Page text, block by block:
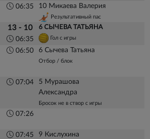
06:35 10 Микаева Валерия
Результативный пас
13 - 10
06:35
6 СЫЧЕВА ТАТЬЯНА
Гол с игры
06:50 6 Сычева Татьяна
Отбор / блок
07:04
5 Мурашова
Александра
Бросок не в створ с игры
07:26
07:45
9 Кислухина